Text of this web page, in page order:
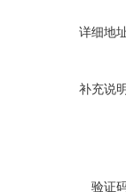
详细地
补充说
验证